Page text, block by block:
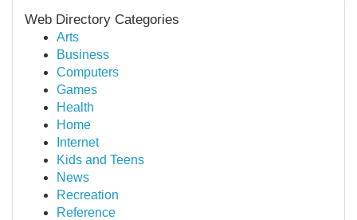
Web Directory Categories
Arts
Business
Computers
Games
Health
Home
Internet
Kids and Teens
News
Recreation
Reference